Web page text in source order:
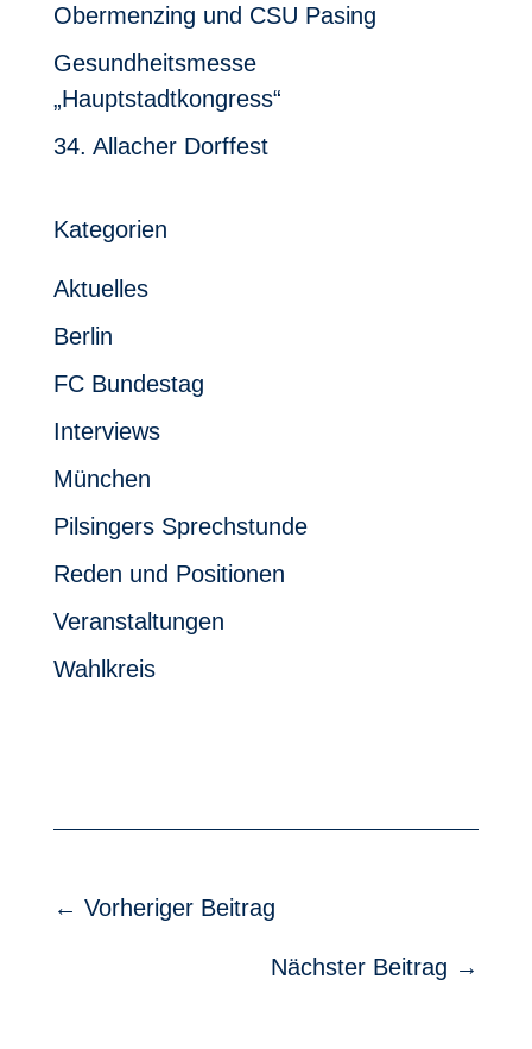
Obermenzing und CSU Pasing
Gesundheitsmesse
„Hauptstadtkongress“
34. Allacher Dorffest
Kategorien
Aktuelles
Berlin
FC Bundestag
Interviews
München
Pilsingers Sprechstunde
Reden und Positionen
Veranstaltungen
Wahlkreis
← Vorheriger Beitrag
Nächster Beitrag →